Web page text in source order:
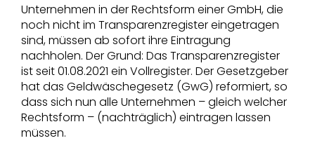
Unternehmen in der Rechtsform einer GmbH, die
noch nicht im Transparenzregister eingetragen
sind, müssen ab sofort ihre Eintragung
nachholen. Der Grund: Das Transparenzregister
ist seit 01.08.2021 ein Vollregister. Der Gesetzgeber
hat das Geldwäschegesetz (GwG) reformiert, so
dass sich nun alle Unternehmen – gleich welcher
Rechtsform – (nachträglich) eintragen lassen
müssen.